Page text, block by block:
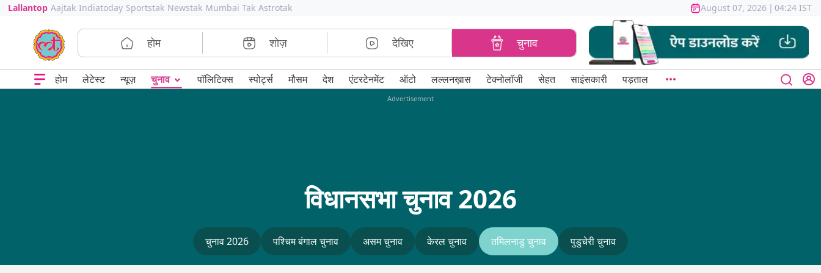
Lallantop Aajtak Indiatoday Sportstak Newstak Mumbai Tak Astrotak August 07, 2026 | 04:24 IST
होम शोज़ देखिए चुनाव
होम लेटेस्ट न्यूज़ चुनाव ⌄ पॉलिटिक्स स्पोर्ट्स मौसम देश एंटरटेनमेंट ऑटो लल्लनख़ास टेक्नोलॉजी सेहत साइंसकारी पड़ताल
Advertisement
विधानसभा चुनाव 2026
चुनाव 2026 पश्चिम बंगाल चुनाव असम चुनाव केरल चुनाव तमिलनाडु चुनाव पुडुचेरी चुनाव